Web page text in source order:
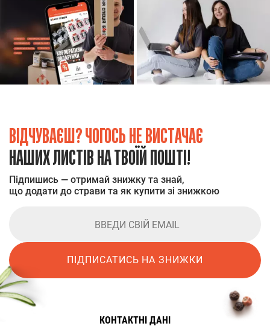
ВІДЧУВАЄШ? ЧОГОСЬ НЕ ВИСТАЧАЄ
НАШИХ ЛИСТІВ НА ТВОЇЙ ПОШТІ!
Підпишись — отримай знижку та знай,
що додати до страви та як купити зі знижкою
ПІДПИСАТИСЬ НА ЗНИЖКИ
КОНТАКТНІ ДАНІ